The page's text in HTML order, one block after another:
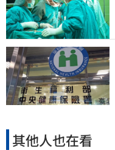
其他人也在看